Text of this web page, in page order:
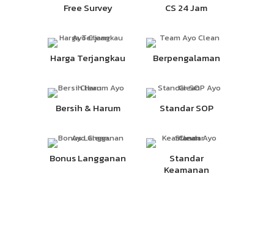
Free Survey CS 24 Jam
Harga Terjangkau Berpengalaman
Bersih & Harum Standar SOP
Bonus Langganan
Standar
Keamanan